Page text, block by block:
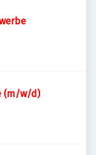
(m/w/d)